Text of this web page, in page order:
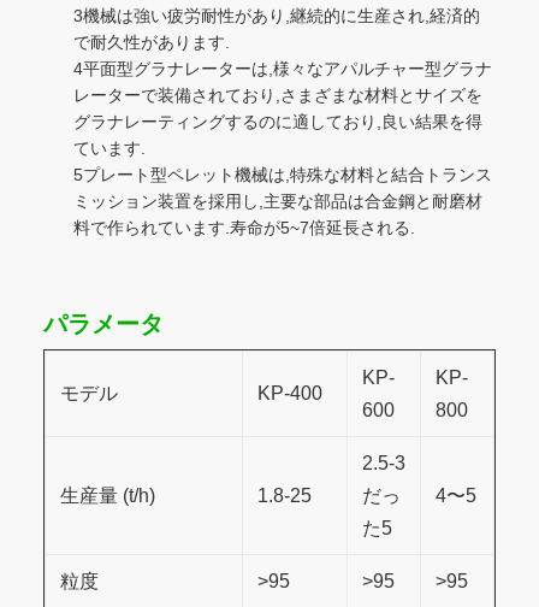
3機械は強い疲労耐性があり,継続的に生産され,経済的
で耐久性があります.
4平面型グラナレーターは,様々なアパルチャー型グラナ
レーターで装備されており,さまざまな材料とサイズを
グラナレーティングするのに適しており,良い結果を得
ています.
5プレート型ペレット機械は,特殊な材料と結合トランス
ミッション装置を採用し,主要な部品は合金鋼と耐磨材
料で作られています.寿命が5~7倍延長される.
パラメータ
モデル KP-400
KP-
600
KP-
800
生産量 (t/h) 1.8-25
2.5-3
だっ
た5
4〜5
粒度 >95 >95 >95